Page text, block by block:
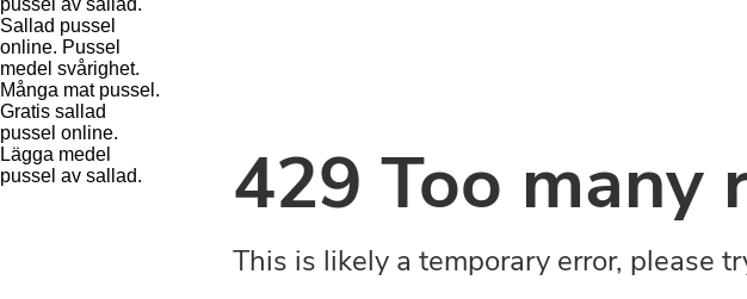
Sallad pussel
online. Pussel
medel svårighet.
Många mat pussel.
Gratis sallad
pussel online.
Lägga medel
pussel av sallad.